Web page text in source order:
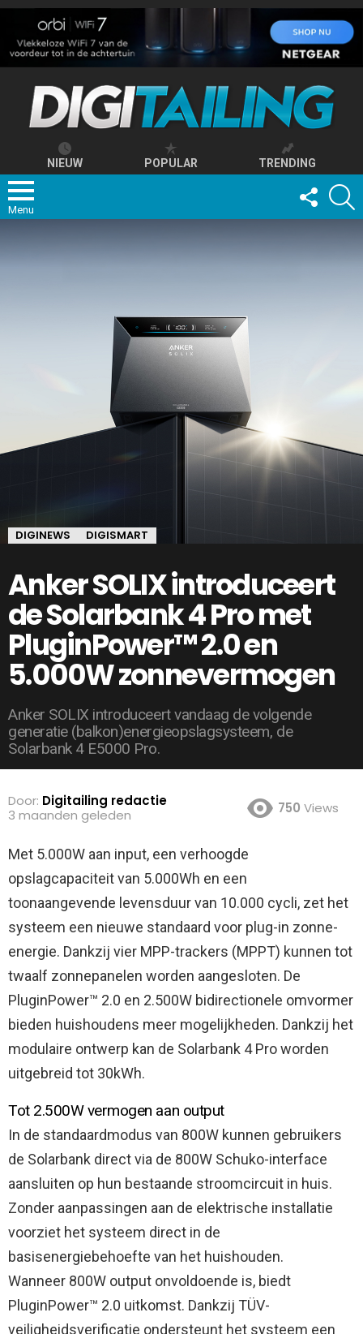
NIEUW POPULAR TRENDING
Menu
FOLLOW
US
DIGINEWS DIGISMART
Anker SOLIX introduceert
de Solarbank 4 Pro met
PluginPower™ 2.0 en
5.000W zonnevermogen
Anker SOLIX introduceert vandaag de volgende
generatie (balkon)energieopslagsysteem, de
Solarbank 4 E5000 Pro.
Door: Digitailing redactie
3 maanden geleden
750 Views
Met 5.000W aan input, een verhoogde
opslagcapaciteit van 5.000Wh en een
toonaangevende levensduur van 10.000 cycli, zet het
systeem een nieuwe standaard voor plug-in zonne-
energie. Dankzij vier MPP-trackers (MPPT) kunnen tot
twaalf zonnepanelen worden aangesloten. De
PluginPower™ 2.0 en 2.500W bidirectionele omvormer
bieden huishoudens meer mogelijkheden. Dankzij het
modulaire ontwerp kan de Solarbank 4 Pro worden
uitgebreid tot 30kWh.
Tot 2.500W vermogen aan output
In de standaardmodus van 800W kunnen gebruikers
de Solarbank direct via de 800W Schuko-interface
aansluiten op hun bestaande stroomcircuit in huis.
Zonder aanpassingen aan de elektrische installatie
voorziet het systeem direct in de
basisenergiebehoefte van het huishouden.
Wanneer 800W output onvoldoende is, biedt
PluginPower™ 2.0 uitkomst. Dankzij TÜV-
veiligheidsverificatie ondersteunt het systeem een